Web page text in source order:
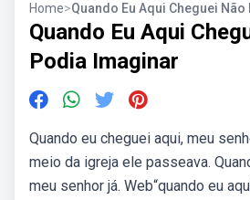
Home>Quando Eu Aqui Cheguei
Quando Eu Aqui
Podia Imaginar
Quando eu cheguei aqui, meu
meio da igreja ele passeava.
meu senhor já. Web“quando eu